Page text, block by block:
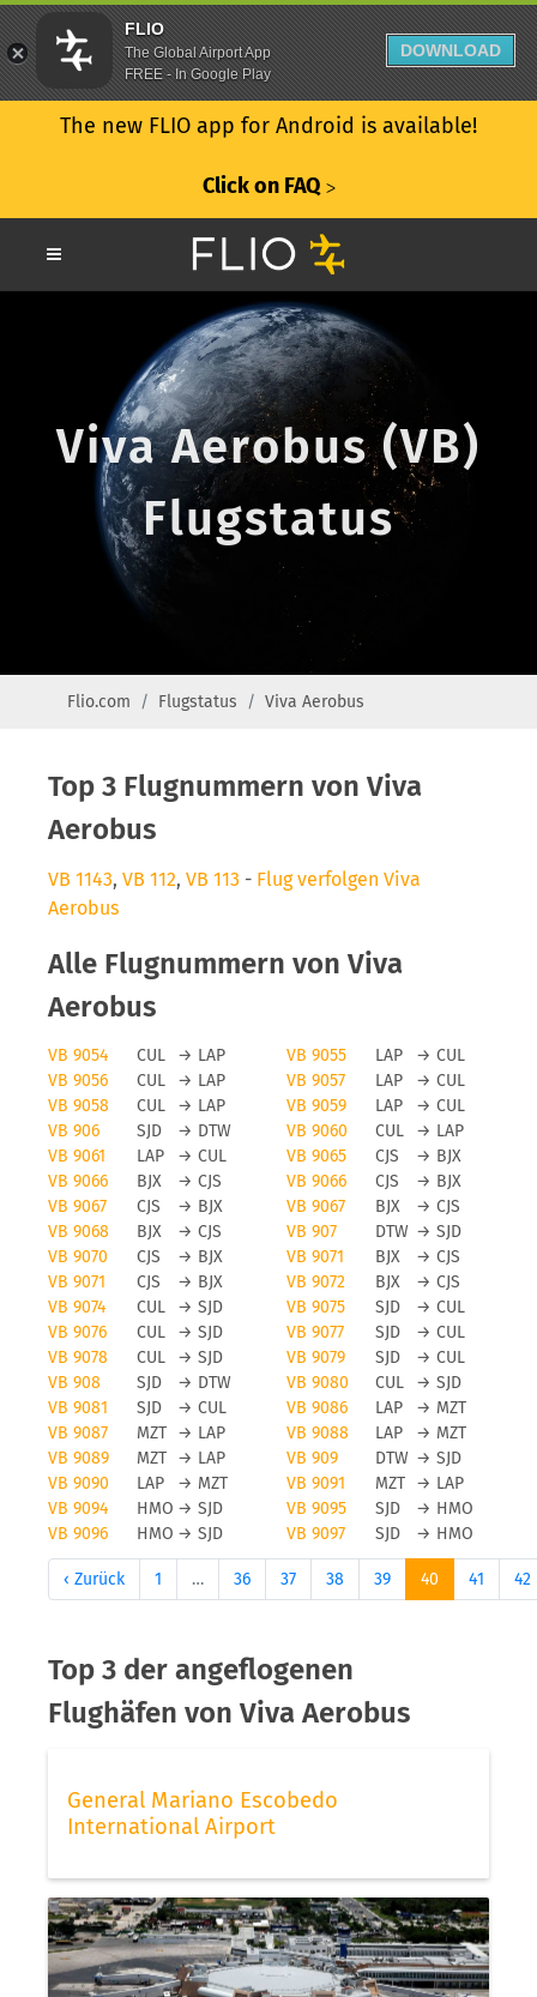
The new FLIO app for Android is available!
Click on FAQ ᐳ
Viva Aerobus (VB)
Flugstatus
Flio.com Flugstatus Viva Aerobus
Top 3 Flugnummern von Viva
Aerobus
VB 1143, VB 112, VB 113 - Flug verfolgen Viva
Aerobus
Alle Flugnummern von Viva
Aerobus
VB 9054 CUL → LAP VB 9055 LAP → CUL
VB 9056
CUL → LAP VB 9057 LAP → CUL
VB 9058
CUL → LAP VB 9059 LAP → CUL
VB 906
SJD → DTW VB 9060 CUL → LAP
VB 9061
LAP → CUL VB 9065 CJS → BJX
VB 9066
BJX → CJS VB 9066 CJS → BJX
VB 9067
CJS → BJX VB 9067 BJX → CJS
VB 9068
BJX → CJS VB 907 DTW → SJD
VB 9070
CJS → BJX VB 9071 BJX → CJS
VB 9071
CJS → BJX VB 9072 BJX → CJS
VB 9074
CUL → SJD VB 9075 SJD → CUL
VB 9076
CUL → SJD VB 9077 SJD → CUL
VB 9078
CUL → SJD VB 9079 SJD → CUL
VB 908
SJD → DTW VB 9080 CUL → SJD
VB 9081
SJD → CUL VB 9086 LAP → MZT
VB 9087
MZT → LAP VB 9088 LAP → MZT
VB 9089
MZT → LAP VB 909 DTW → SJD
VB 9090
LAP → MZT VB 9091 MZT → LAP
VB 9094
HMO → SJD VB 9095 SJD → HMO
VB 9096
HMO → SJD VB 9097 SJD → HMO
‹ Zurück 1 … 36 37 38 39 40 41 42
Top 3 der angeflogenen
Flughäfen von Viva Aerobus
General Mariano Escobedo
International Airport
FLIO
The Global Airport App
FREE - In Google Play
DOWNLOAD